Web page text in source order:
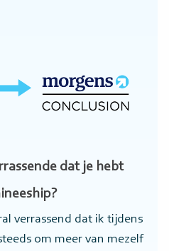
dat je hebt
verrassend dat ik tijdens
om meer van mezelf